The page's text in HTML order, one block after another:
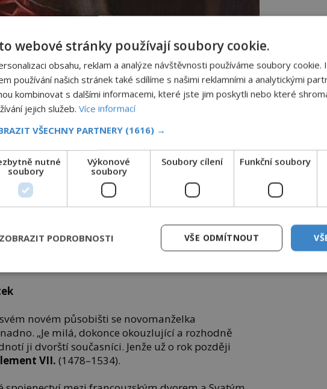
sjedná Kateřině výhodný sňatek. FOTO: Sebastiano del
novém působišti se novomanželka
„Je milá, dokonce okouzlující a rozhodně
ji dvorští současníci. Jenže už o rok později
VII.(1478–1534).
webové stránky používají soubory cookie.
obsahu, reklam a analýze návštěvnosti používáme soubory cookie.
používání našich stránek také sdílíme s našimi reklamními a analytickými
kombinovat s dalšími informacemi, které jste jim poskytli nebo které
jejich služeb. Více informací
VŠECHNY PARTNERY (1616) →
nutné
soubory
Výkonové
soubory
Soubory cílení Funkční soubory
VŠE ODMÍTNOUT
ZOBRAZIT PODROBNOSTI